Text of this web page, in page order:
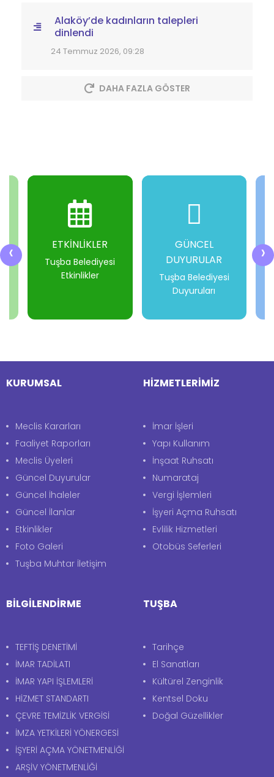
Alaköy’de kadınların talepleri
dinlendi
24 Temmuz 2026, 09:28
DAHA FAZLA GÖSTER
‹ ›
ETKİNLİKLER
Tuşba Belediyesi
Etkinlikler
GÜNCEL
DUYURULAR
Tuşba Belediyesi
Duyuruları
-
KURUMSAL
Meclis Kararları
Faaliyet Raporları
Meclis Üyeleri
Güncel Duyurular
Güncel İhaleler
Güncel İlanlar
Etkinlikler
Foto Galeri
Tuşba Muhtar İletişim
HİZMETLERİMİZ
İmar İşleri
Yapı Kullanım
İnşaat Ruhsatı
Numarataj
Vergi İşlemleri
İşyeri Açma Ruhsatı
Evlilik Hizmetleri
Otobüs Seferleri
BİLGİLENDİRME
TEFTİŞ DENETİMİ
İMAR TADİLATI
İMAR YAPI İŞLEMLERİ
HİZMET STANDARTI
ÇEVRE TEMİZLİK VERGİSİ
İMZA YETKİLERİ YÖNERGESİ
İŞYERİ AÇMA YÖNETMENLİĞİ
ARŞİV YÖNETMENLİĞİ
TUŞBA
Tarihçe
El Sanatları
Kültürel Zenginlik
Kentsel Doku
Doğal Güzellikler